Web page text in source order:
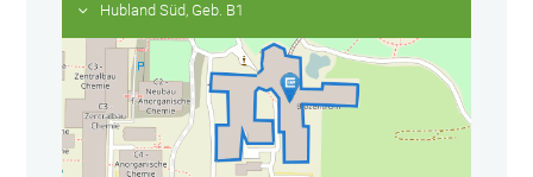
Hubland Süd, Geb. B1